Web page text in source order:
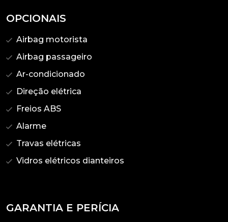
OPCIONAIS
Airbag motorista
Airbag passageiro
Ar-condicionado
Direção elétrica
Freios ABS
Alarme
Travas elétricas
Vidros elétricos dianteiros
GARANTIA E PERÍCIA